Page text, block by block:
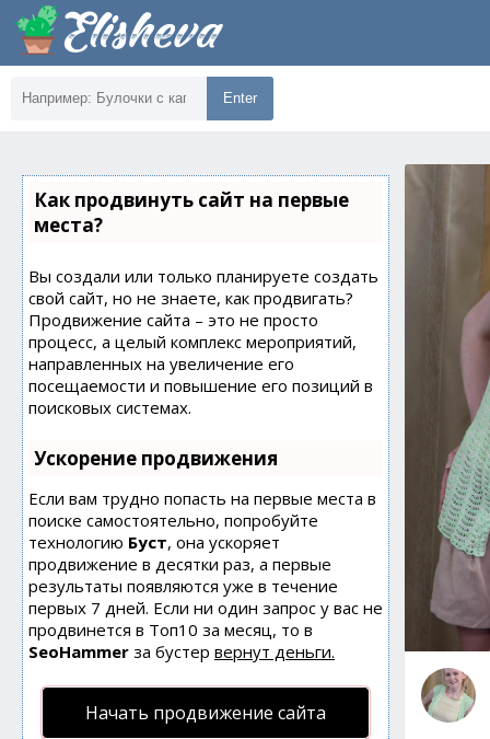
Enter
Как продвинуть сайт на первые
места?
Вы создали или только планируете создать
свой сайт, но не знаете, как продвигать?
Продвижение сайта – это не просто
процесс, а целый комплекс мероприятий,
направленных на увеличение его
посещаемости и повышение его позиций в
поисковых системах.
Ускорение продвижения
Если вам трудно попасть на первые места в
поиске самостоятельно, попробуйте
технологию Буст, она ускоряет
продвижение в десятки раз, а первые
результаты появляются уже в течение
первых 7 дней. Если ни один запрос у вас не
продвинется в Топ10 за месяц, то в
SeoHammer за бустер вернут деньги.
Начать продвижение сайта